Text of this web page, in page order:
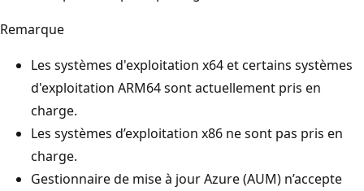
Remarque
Les systèmes d'exploitation x64 et certains systèmes
d'exploitation ARM64 sont actuellement pris en
charge.
Les systèmes d’exploitation x86 ne sont pas pris en
charge.
Gestionnaire de mise à jour Azure (AUM) n’accepte